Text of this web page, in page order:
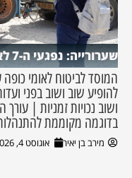
שערורייה: נפגעי ה-7 לאוקטובר ממשיכים להיפגע
להופיע שוב ושוב בפני
ושוב נכויות זמניות |
בדוגמה מקוממת
מירב בן יאיר אוגוסט 4, 2026